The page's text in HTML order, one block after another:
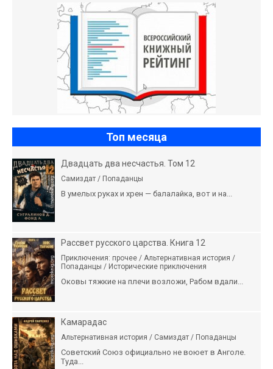
Топ месяца
Двадцать два несчастья. Том 12
Самиздат / Попаданцы
В умелых руках и хрен — балалайка, вот и на...
Рассвет русского царства. Книга 12
Приключения: прочее / Альтернативная история /
Попаданцы / Исторические приключения
Оковы тяжкие на плечи возложи, Рабом вдали...
Камарадас
Альтернативная история / Самиздат / Попаданцы
Советский Союз официально не воюет в Анголе.
Туда...